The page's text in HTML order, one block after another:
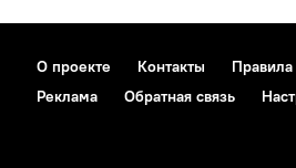
О проекте Контакты
Реклама
Обратная связь